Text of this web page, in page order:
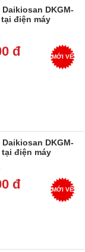
DKGM-
tại điện máy
đ MỚI VỀ
DKGM-
tại điện máy
đ MỚI VỀ